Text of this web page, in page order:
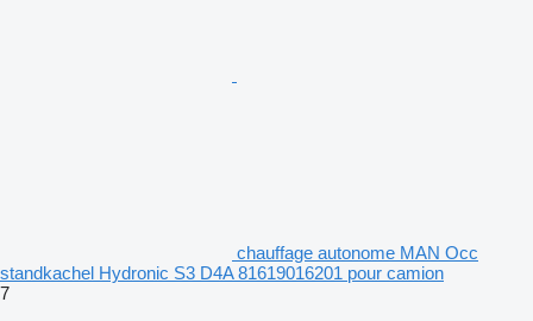
chauffage autonome MAN Occ
standkachel Hydronic S3 D4A 81619016201 pour camion
7